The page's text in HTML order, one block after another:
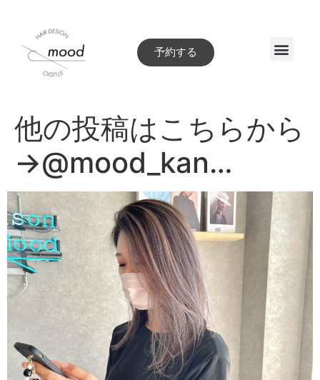
予約する
他の投稿はこちらから
→@mood_kan…